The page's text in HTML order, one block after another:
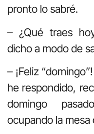
pronto lo sabré.
– ¿Qué traes
dicho a modo de
– ¡Feliz
he respondido,
domingo
ocupando la mesa